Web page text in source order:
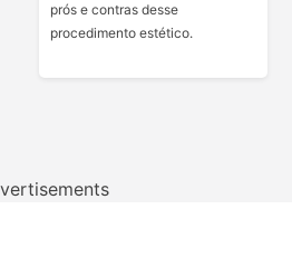
prós e contras desse
procedimento estético.